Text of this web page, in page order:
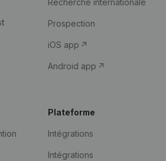
Recherche internationale
Prospection
iOS app
Android app
Plateforme
Intégrations
Intégrations